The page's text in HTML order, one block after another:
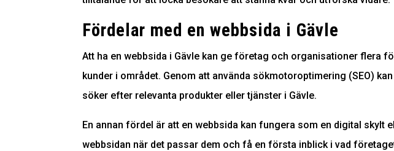
Fördelar med en webbsida i Gävle
Att ha en webbsida i Gävle kan ge företag och organisationer flera
kunder i området. Genom att använda sökmotoroptimering (SEO)
söker efter relevanta produkter eller tjänster i Gävle.
En annan fördel är att en webbsida kan fungera som en digital
webbsidan när det passar dem och få en första inblick i vad